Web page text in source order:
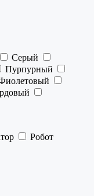
Серый
Пурпурный
Робот